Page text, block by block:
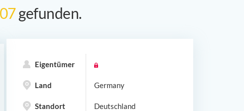
gefunden.
Eigentümer
Land Germany
Standort Deutschland